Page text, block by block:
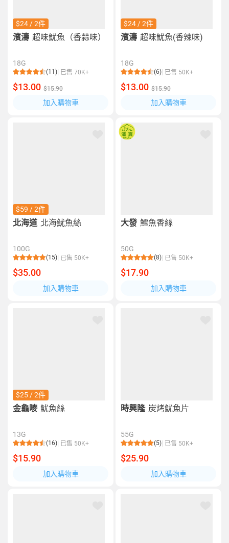
$24 / 2件
濱濤 超味魷魚（香蒜味）
18G
(11) 已售 70K+
$13.00 $15.90
加入購物車
$24 / 2件
濱濤 超味魷魚(香辣味)
18G
(6) 已售 50K+
$13.00 $15.90
加入購物車
$59 / 2件
北海道 北海魷魚絲
100G
(15) 已售 50K+
$35.00
加入購物車
大發 鱈魚香絲
50G
(8) 已售 50K+
$17.90
加入購物車
$25 / 2件
金龜嘜 魷魚絲
13G
(16) 已售 50K+
$15.90
加入購物車
時興隆 炭烤魷魚片
55G
(5) 已售 50K+
$25.90
加入購物車